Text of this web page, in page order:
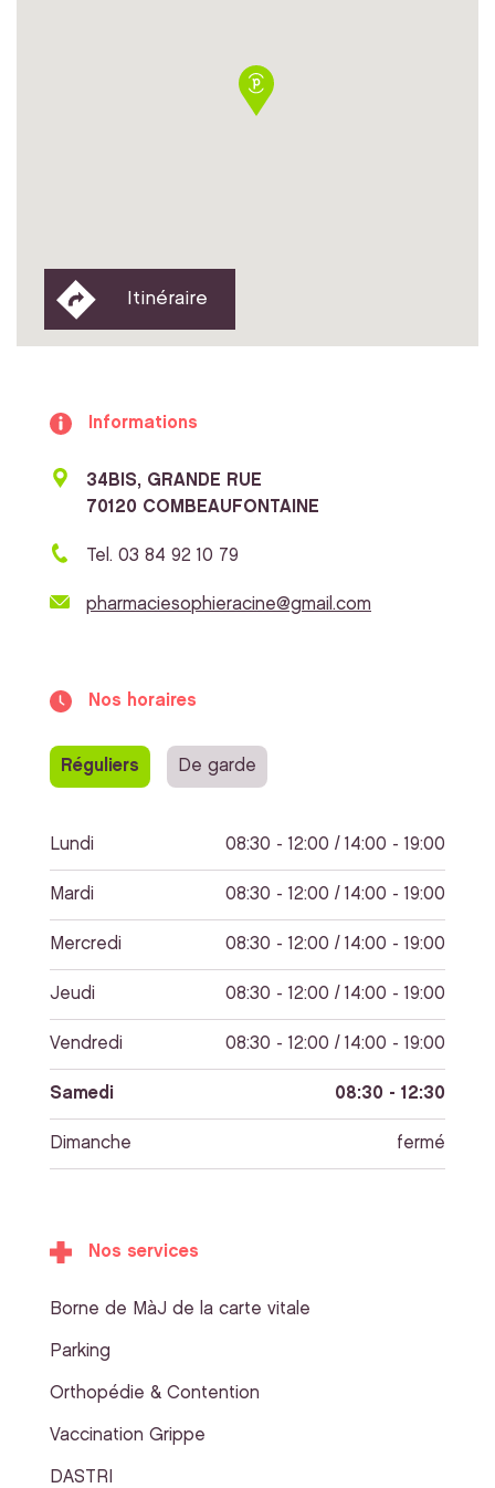
Itinéraire
Informations
34BIS, GRANDE RUE
70120 COMBEAUFONTAINE
Tel. 03 84 92 10 79
pharmaciesophieracine@gmail.com
Nos horaires
Réguliers De garde
Lundi 08:30 - 12:00 / 14:00 - 19:00
Mardi 08:30 - 12:00 / 14:00 - 19:00
Mercredi 08:30 - 12:00 / 14:00 - 19:00
Jeudi 08:30 - 12:00 / 14:00 - 19:00
Vendredi 08:30 - 12:00 / 14:00 - 19:00
Samedi 08:30 - 12:30
Dimanche fermé
Nos services
Borne de MàJ de la carte vitale
Parking
Orthopédie & Contention
Vaccination Grippe
DASTRI